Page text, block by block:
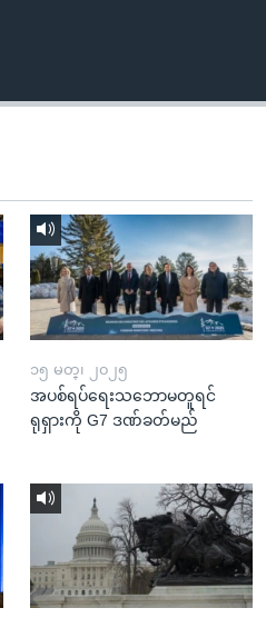
၁၅ မတ္၊ ၂၀၂၅
အပစ်ရပ်ရေးသဘောမတူရင်
ရုရှားကို G7 ဒဏ်ခတ်မည်